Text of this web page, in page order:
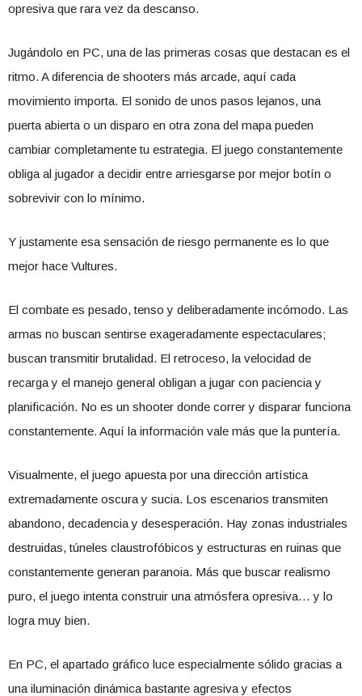
opresiva que rara vez da descanso.
Jugándolo en PC, una de las primeras cosas que destacan es el
ritmo. A diferencia de shooters más arcade, aquí cada
movimiento importa. El sonido de unos pasos lejanos, una
puerta abierta o un disparo en otra zona del mapa pueden
cambiar completamente tu estrategia. El juego constantemente
obliga al jugador a decidir entre arriesgarse por mejor botín o
sobrevivir con lo mínimo.
Y justamente esa sensación de riesgo permanente es lo que
mejor hace Vultures.
El combate es pesado, tenso y deliberadamente incómodo. Las
armas no buscan sentirse exageradamente espectaculares;
buscan transmitir brutalidad. El retroceso, la velocidad de
recarga y el manejo general obligan a jugar con paciencia y
planificación. No es un shooter donde correr y disparar funciona
constantemente. Aquí la información vale más que la puntería.
Visualmente, el juego apuesta por una dirección artística
extremadamente oscura y sucia. Los escenarios transmiten
abandono, decadencia y desesperación. Hay zonas industriales
destruidas, túneles claustrofóbicos y estructuras en ruinas que
constantemente generan paranoia. Más que buscar realismo
puro, el juego intenta construir una atmósfera opresiva… y lo
logra muy bien.
En PC, el apartado gráfico luce especialmente sólido gracias a
una iluminación dinámica bastante agresiva y efectos